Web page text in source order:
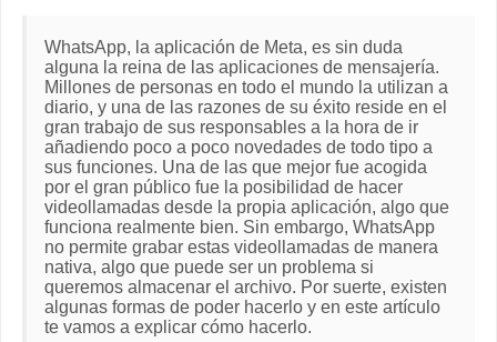
WhatsApp, la aplicación de Meta, es sin duda
alguna la reina de las aplicaciones de mensajería.
Millones de personas en todo el mundo la utilizan a
diario, y una de las razones de su éxito reside en el
gran trabajo de sus responsables a la hora de ir
añadiendo poco a poco novedades de todo tipo a
sus funciones. Una de las que mejor fue acogida
por el gran público fue la posibilidad de hacer
videollamadas desde la propia aplicación, algo que
funciona realmente bien. Sin embargo, WhatsApp
no permite grabar estas videollamadas de manera
nativa, algo que puede ser un problema si
queremos almacenar el archivo. Por suerte, existen
algunas formas de poder hacerlo y en este artículo
te vamos a explicar cómo hacerlo.